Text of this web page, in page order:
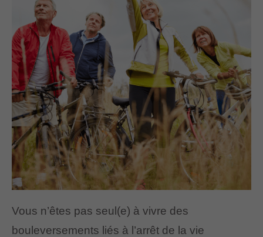
Vous n’êtes pas seul(e) à vivre des
bouleversements liés à l’arrêt de la vie